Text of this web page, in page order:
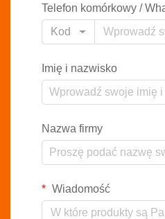
Telefon komórkowy /
Kod
Imię i nazwisko
Nazwa firmy
Wiadomość